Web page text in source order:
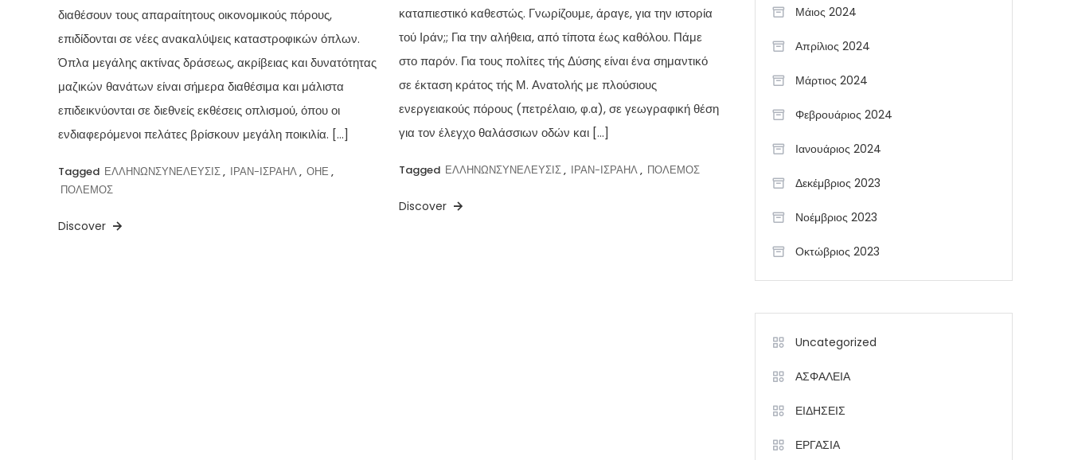
διαθέσουν τους απαραίτητους οικονομικούς πόρους,
επιδίδονται σε νέες ανακαλύψεις καταστροφικών όπλων.
Όπλα μεγάλης ακτίνας δράσεως, ακρίβειας και δυνατότητας
μαζικών θανάτων είναι σήμερα διαθέσιμα και μάλιστα
επιδεικνύονται σε διεθνείς εκθέσεις οπλισμού, όπου οι
ενδιαφερόμενοι πελάτες βρίσκουν μεγάλη ποικιλία. […]
Tagged ΕΛΛΗΝΩΝΣΥΝΕΛΕΥΣΙΣ, ΙΡΑΝ-ΙΣΡΑΗΛ, ΟΗΕ ,
ΠΟΛΕΜΟΣ
Discover
καταπιεστικό καθεστώς. Γνωρίζουμε, άραγε, για την ιστορία
τού Ιράν;; Για την αλήθεια, από τίποτα έως καθόλου. Πάμε
στο παρόν. Για τους πολίτες τής Δύσης είναι ένα σημαντικό
σε έκταση κράτος τής Μ. Ανατολής με πλούσιους
ενεργειακούς πόρους (πετρέλαιο, φ.α), σε γεωγραφική θέση
για τον έλεγχο θαλάσσιων οδών και […]
Tagged ΕΛΛΗΝΩΝΣΥΝΕΛΕΥΣΙΣ, ΙΡΑΝ-ΙΣΡΑΗΛ, ΠΟΛΕΜΟΣ
Discover
Μάιος 2024
Απρίλιος 2024
Μάρτιος 2024
Φεβρουάριος 2024
Ιανουάριος 2024
Δεκέμβριος 2023
Νοέμβριος 2023
Οκτώβριος 2023
Uncategorized
ΑΣΦΑΛΕΙΑ
ΕΙΔΗΣΕΙΣ
ΕΡΓΑΣΙΑ